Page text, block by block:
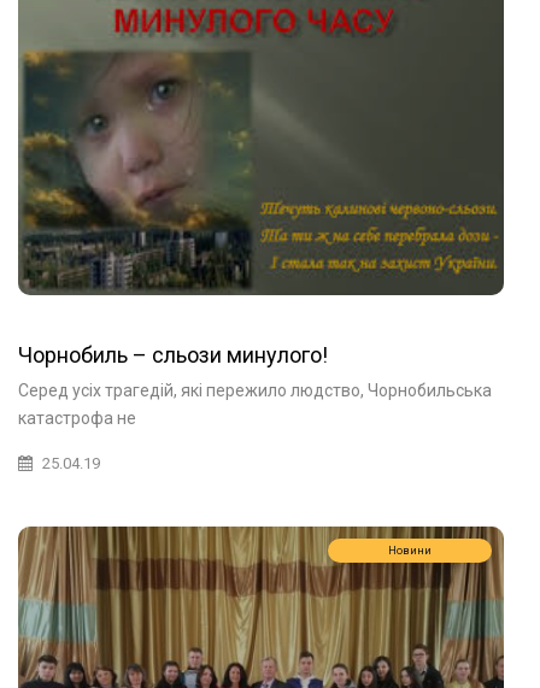
Чорнобиль – сльози минулого!
Серед усіх трагедій, які пережило людство, Чорнобильська
катастрофа не
25.04.19
Новини